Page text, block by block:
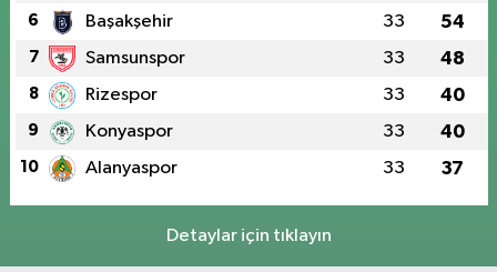
6 Başakşehir 33 54
7 Samsunspor 33 48
8 Rizespor 33 40
9 Konyaspor 33 40
10 Alanyaspor 33 37
Detaylar için tıklayın